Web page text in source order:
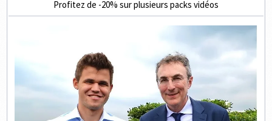
Profitez de -20% sur plusieurs packs vidéos